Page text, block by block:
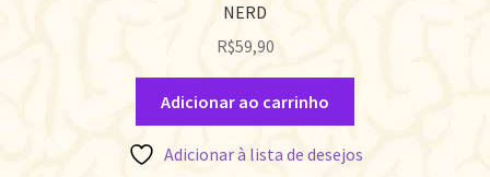
NERD
R$59,90
Adicionar ao carrinho
Adicionar à lista de desejos